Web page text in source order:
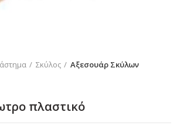
Σκύλος Αξεσουάρ Σκύλων
πλαστικό